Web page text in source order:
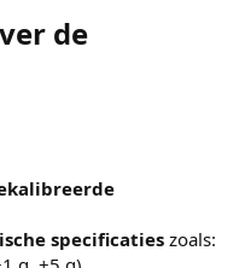
de
specificaties zoals: